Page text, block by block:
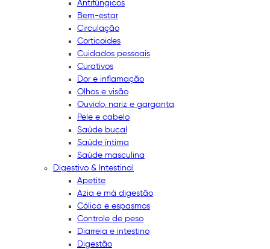
Antifúngicos
Bem-estar
Circulação
Corticoides
Cuidados pessoais
Curativos
Dor e inflamação
Olhos e visão
Ouvido, nariz e garganta
Pele e cabelo
Saúde bucal
Saúde íntima
Saúde masculina
Digestivo & Intestinal
Apetite
Azia e má digestão
Cólica e espasmos
Controle de peso
Diarreia e intestino
Digestão